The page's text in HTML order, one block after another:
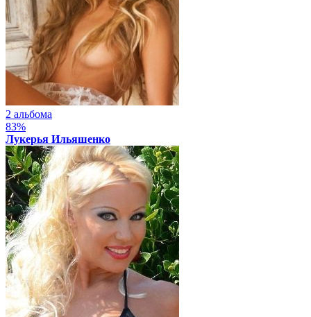
2 альбома
83%
Лукерья Ильяшенко